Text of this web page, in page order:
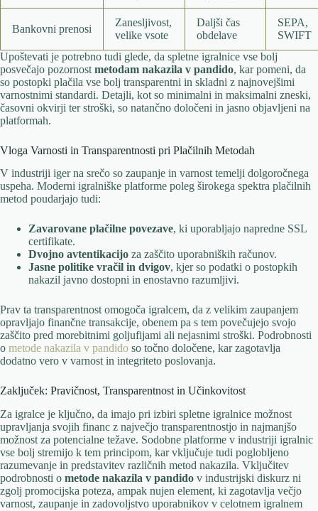
Bankovni prenosi
Zanesljivost,
velike vsote
Daljši čas
obdelave
SEPA,
SWIFT
Upoštevati je potrebno tudi glede, da spletne igralnice vse bolj
posvečajo pozornost metodam nakazila v pandido, kar pomeni, da
so postopki plačila vse bolj transparentni in skladni z najnovejšimi
varnostnimi standardi. Detajli, kot so minimalni in maksimalni zneski,
časovni okvirji ter stroški, so natančno določeni in jasno objavljeni na
platformah.
Vloga Varnosti in Transparentnosti pri Plačilnih Metodah
V industriji iger na srečo so zaupanje in varnost temelji dolgoročnega
uspeha. Moderni igralniške platforme poleg širokega spektra plačilnih
metod poudarjajo tudi:
Zavarovane plačilne povezave, ki uporabljajo napredne SSL
certifikate.
Dvojno avtentikacijo za zaščito uporabniških računov.
Jasne politike vračil in dvigov, kjer so podatki o postopkih
nakazil javno dostopni in enostavno razumljivi.
Prav ta transparentnost omogoča igralcem, da z velikim zaupanjem
opravljajo finančne transakcije, obenem pa s tem povečujejo svojo
zaščito pred morebitnimi goljufijami ali nejasnimi stroški. Podrobnosti
o metode nakazila v pandido so točno določene, kar zagotavlja
dodatno vero v varnost in integriteto poslovanja.
Zaključek: Pravičnost, Transparentnost in Učinkovitost
Za igralce je ključno, da imajo pri izbiri spletne igralnice možnost
upravljanja svojih financ z največjo transparentnostjo in najmanjšo
možnost za potencialne težave. Sodobne platforme v industriji igralnic
vse bolj stremijo k tem principom, kar vključuje tudi poglobljeno
razumevanje in predstavitev različnih metod nakazila. Vključitev
podrobnosti o metode nakazila v pandido v industrijski diskurz ni
zgolj promocijska poteza, ampak nujen element, ki zagotavlja večjo
varnost, zaupanje in zadovoljstvo uporabnikov v celotnem igralnem